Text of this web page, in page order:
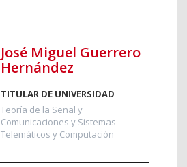
José Miguel Guerrero
Hernández
TITULAR DE UNIVERSIDAD
Teoría de la Señal y
Comunicaciones y Sistemas
Telemáticos y Computación